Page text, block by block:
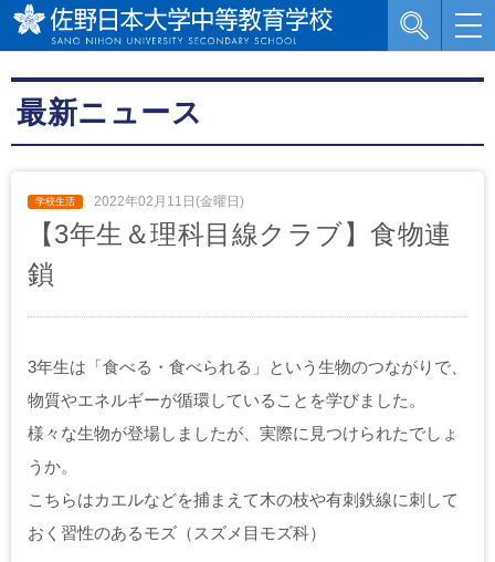
最新ニュース
2022年02月11日(金曜日)
【3年生＆理科目線クラブ】食物連
鎖
3年生は「食べる・食べられる」という生物のつながりで、
物質やエネルギーが循環していることを学びました。
様々な生物が登場しましたが、実際に見つけられたでしょ
うか。
こちらはカエルなどを捕まえて木の枝や有刺鉄線に刺して
おく習性のあるモズ（スズメ目モズ科）